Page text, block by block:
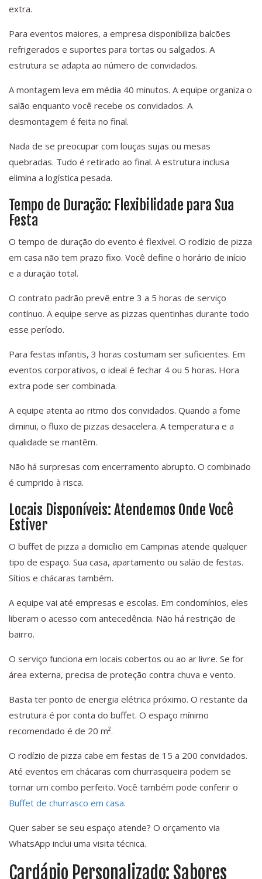
extra.
Para eventos maiores, a empresa disponibiliza balcões
refrigerados e suportes para tortas ou salgados. A
estrutura se adapta ao número de convidados.
A montagem leva em média 40 minutos. A equipe organiza o
salão enquanto você recebe os convidados. A
desmontagem é feita no final.
Nada de se preocupar com louças sujas ou mesas
quebradas. Tudo é retirado ao final. A estrutura inclusa
elimina a logística pesada.
Tempo de Duração: Flexibilidade para Sua
Festa
O tempo de duração do evento é flexível. O rodízio de pizza
em casa não tem prazo fixo. Você define o horário de início
e a duração total.
O contrato padrão prevê entre 3 a 5 horas de serviço
contínuo. A equipe serve as pizzas quentinhas durante todo
esse período.
Para festas infantis, 3 horas costumam ser suficientes. Em
eventos corporativos, o ideal é fechar 4 ou 5 horas. Hora
extra pode ser combinada.
A equipe atenta ao ritmo dos convidados. Quando a fome
diminui, o fluxo de pizzas desacelera. A temperatura e a
qualidade se mantêm.
Não há surpresas com encerramento abrupto. O combinado
é cumprido à risca.
Locais Disponíveis: Atendemos Onde Você
Estiver
O buffet de pizza a domicílio em Campinas atende qualquer
tipo de espaço. Sua casa, apartamento ou salão de festas.
Sítios e chácaras também.
A equipe vai até empresas e escolas. Em condomínios, eles
liberam o acesso com antecedência. Não há restrição de
bairro.
O serviço funciona em locais cobertos ou ao ar livre. Se for
área externa, precisa de proteção contra chuva e vento.
Basta ter ponto de energia elétrica próximo. O restante da
estrutura é por conta do buffet. O espaço mínimo
recomendado é de 20 m².
O rodízio de pizza cabe em festas de 15 a 200 convidados.
Até eventos em chácaras com churrasqueira podem se
tornar um combo perfeito. Você também pode conferir o
Buffet de churrasco em casa.
Quer saber se seu espaço atende? O orçamento via
WhatsApp inclui uma visita técnica.
Cardápio Personalizado: Sabores